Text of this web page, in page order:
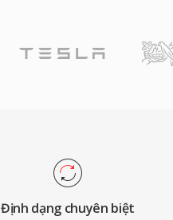
Định dạng chuyên biệt